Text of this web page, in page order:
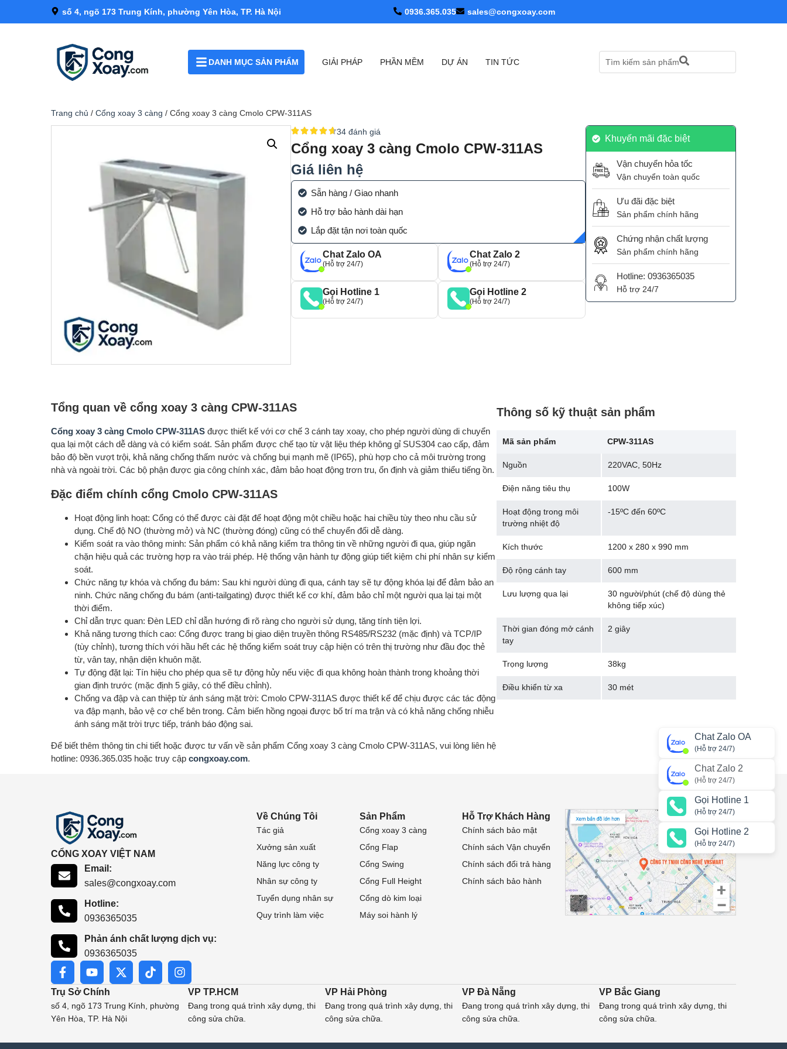
số 4, ngõ 173 Trung Kính, phường Yên Hòa, TP. Hà Nội 0936.365.035 sales@congxoay.com
DANH MỤC SẢN PHẨM GIẢI PHÁP PHẦN MỀM DỰ ÁN TIN TỨC Tìm kiếm sản phẩm
Trang chủ / Cổng xoay 3 càng / Cổng xoay 3 càng Cmolo CPW-311AS
34 đánh giá
Cổng xoay 3 càng Cmolo CPW-311AS
Giá liên hệ
Sẵn hàng / Giao nhanh
Hỗ trợ bảo hành dài hạn
Lắp đặt tận nơi toàn quốc
Chat Zalo OA
(Hỗ trợ 24/7)
Chat Zalo 2
(Hỗ trợ 24/7)
Gọi Hotline 1
(Hỗ trợ 24/7)
Gọi Hotline 2
(Hỗ trợ 24/7)
Khuyến mãi đặc biệt
Vận chuyển hỏa tốc
Vận chuyển toàn quốc
Ưu đãi đặc biệt
Sản phẩm chính hãng
Chứng nhận chất lượng
Sản phẩm chính hãng
Hotline: 0936365035
Hỗ trợ 24/7
Tổng quan về cổng xoay 3 càng CPW-311AS
Cổng xoay 3 càng Cmolo CPW-311AS được thiết kế với cơ chế 3 cánh tay xoay, cho phép người dùng di chuyển
qua lại một cách dễ dàng và có kiểm soát. Sản phẩm được chế tạo từ vật liệu thép không gỉ SUS304 cao cấp, đảm
bảo độ bền vượt trội, khả năng chống thấm nước và chống bụi mạnh mẽ (IP65), phù hợp cho cả môi trường trong
nhà và ngoài trời. Các bộ phận được gia công chính xác, đảm bảo hoạt động trơn tru, ổn định và giảm thiểu tiếng ồn.
Đặc điểm chính cổng Cmolo CPW-311AS
Hoạt động linh hoạt: Cổng có thể được cài đặt để hoạt động một chiều hoặc hai chiều tùy theo nhu cầu sử
dụng. Chế độ NO (thường mở) và NC (thường đóng) cũng có thể chuyển đổi dễ dàng.
Kiểm soát ra vào thông minh: Sản phẩm có khả năng kiểm tra thông tin về những người đi qua, giúp ngăn
chặn hiệu quả các trường hợp ra vào trái phép. Hệ thống vận hành tự động giúp tiết kiệm chi phí nhân sự kiểm
soát.
Chức năng tự khóa và chống đu bám: Sau khi người dùng đi qua, cánh tay sẽ tự động khóa lại để đảm bảo an
ninh. Chức năng chống đu bám (anti-tailgating) được thiết kế cơ khí, đảm bảo chỉ một người qua lại tại một
thời điểm.
Chỉ dẫn trực quan: Đèn LED chỉ dẫn hướng đi rõ ràng cho người sử dụng, tăng tính tiện lợi.
Khả năng tương thích cao: Cổng được trang bị giao diện truyền thông RS485/RS232 (mặc định) và TCP/IP
(tùy chỉnh), tương thích với hầu hết các hệ thống kiểm soát truy cập hiện có trên thị trường như đầu đọc thẻ
từ, vân tay, nhận diện khuôn mặt.
Tự động đặt lại: Tín hiệu cho phép qua sẽ tự động hủy nếu việc đi qua không hoàn thành trong khoảng thời
gian định trước (mặc định 5 giây, có thể điều chỉnh).
Chống va đập và can thiệp từ ánh sáng mặt trời: Cmolo CPW-311AS được thiết kế để chịu được các tác động
va đập mạnh, bảo vệ cơ chế bên trong. Cảm biến hồng ngoại được bố trí ma trận và có khả năng chống nhiễu
ánh sáng mặt trời trực tiếp, tránh báo động sai.
Để biết thêm thông tin chi tiết hoặc được tư vấn về sản phẩm Cổng xoay 3 càng Cmolo CPW-311AS, vui lòng liên hệ
hotline: 0936.365.035 hoặc truy cập congxoay.com.
Thông số kỹ thuật sản phẩm
Mã sản phẩm CPW-311AS
Nguồn 220VAC, 50Hz
Điện năng tiêu thụ 100W
Hoạt động trong môi
trường nhiệt độ
-15ºC đến 60ºC
Kích thước 1200 x 280 x 990 mm
Độ rộng cánh tay 600 mm
Lưu lượng qua lại
30 người/phút (chế độ dùng thẻ
không tiếp xúc)
Thời gian đóng mở cánh
tay
2 giây
Trọng lượng 38kg
Điều khiển từ xa 30 mét
CỔNG XOAY VIỆT NAM
Email:
sales@congxoay.com
Hotline:
0936365035
Phản ánh chất lượng dịch vụ:
0936365035
Chat Zalo OA
(Hỗ trợ 24/7)
Chat Zalo 2
(Hỗ trợ 24/7)
Gọi Hotline 1
(Hỗ trợ 24/7)
Gọi Hotline 2
(Hỗ trợ 24/7)
Về Chúng Tôi
Tác giả
Xưởng sản xuất
Năng lực công ty
Nhân sự công ty
Tuyển dụng nhân sự
Quy trình làm việc
Sản Phẩm
Cổng xoay 3 càng
Cổng Flap
Cổng Swing
Cổng Full Height
Cổng dò kim loại
Máy soi hành lý
Hỗ Trợ Khách Hàng
Chính sách bảo mật
Chính sách Vận chuyển
Chính sách đổi trả hàng
Chính sách bảo hành
Trụ Sở Chính
số 4, ngõ 173 Trung Kính, phường
Yên Hòa, TP. Hà Nội
VP TP.HCM
Đang trong quá trình xây dựng, thi
công sửa chữa.
VP Hải Phòng
Đang trong quá trình xây dựng, thi
công sửa chữa.
VP Đà Nẵng
Đang trong quá trình xây dựng, thi
công sửa chữa.
VP Bắc Giang
Đang trong quá trình xây dựng, thi
công sửa chữa.